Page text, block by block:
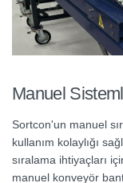
Manuel
Sortcon'un manuel
kullanım kolaylığı
sıralama ihtiyaçları
manuel konveyör